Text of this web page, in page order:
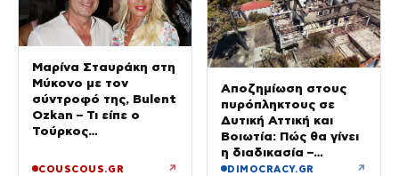
Μαρίνα Σταυράκη στη
Μύκονο με τον
σύντροφό της, Bulent
Ozkan – Τι είπε ο
Τούρκος
κάμερα
COUSCOUS.GR ↗
Αποζημίωση στους
πυρόπληκτους σε
Δυτική Αττική και
Βοιωτία: Πώς θα γίνει
η διαδικασία –
Ξεκινούν τη Δευτέρα
DIMOCRACY.GR ↗